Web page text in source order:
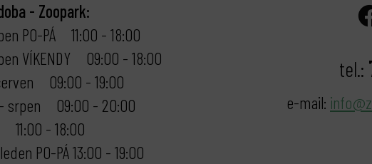
- Zoopark:
PO-PÁ 11:00 - 18:00
VÍKENDY 09:00 - 18:00
09:00 - 19:00
srpen 09:00 - 20:00
- 18:00
PO-PÁ 13:00 - 19:00
tel.:
e-mail: